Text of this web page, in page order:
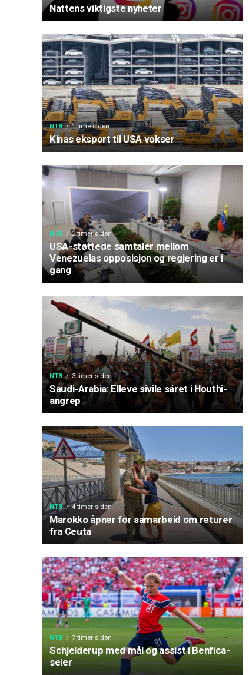
Nattens viktigste nyheter
NTB 1 time siden
Kinas eksport til USA vokser
NTB 2 timer siden
USA-støttede samtaler mellom
Venezuelas opposisjon og regjering er i
gang
NTB 3 timer siden
Saudi-Arabia: Elleve sivile såret i Houthi-
angrep
NTB 4 timer siden
Marokko åpner for samarbeid om returer
fra Ceuta
NTB 7 timer siden
Schjelderup med mål og assist i Benfica-
seier